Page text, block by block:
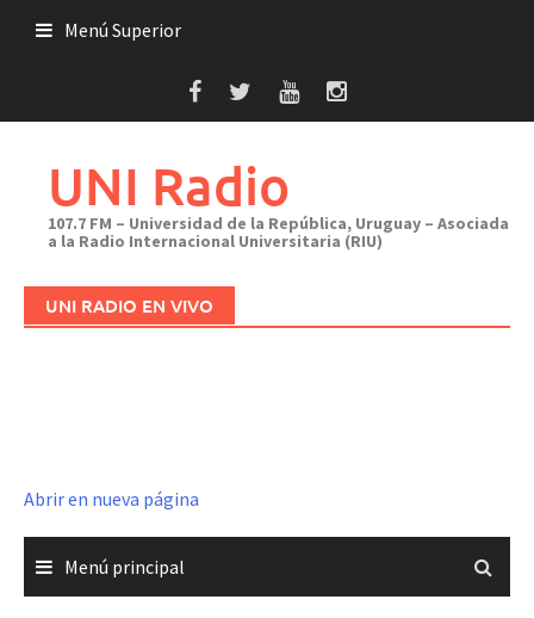
Menú Superior
UNI Radio
107.7 FM – Universidad de la República, Uruguay – Asociada
a la Radio Internacional Universitaria (RIU)
UNI RADIO EN VIVO
Abrir en nueva página
Menú principal